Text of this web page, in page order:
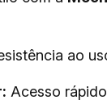
ao
Acesso